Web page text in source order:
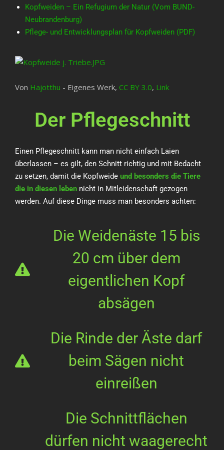
Kopfweiden – Ein Refugium der Natur (Vom BUND-
Neubrandenburg)
Pflege- und Entwicklungsplan für Kopfweiden (PDF)
Von Hajotthu - Eigenes Werk, CC BY 3.0, Link
Der Pflegeschnitt
Einen Pflegeschnitt kann man nicht einfach Laien
überlassen – es gilt, den Schnitt richtig und mit Bedacht
zu setzen, damit die Kopfweide und besonders die Tiere
die in diesen leben nicht in Mitleidenschaft gezogen
werden. Auf diese Dinge muss man besonders achten:
Die Weidenäste 15 bis
20 cm über dem
eigentlichen Kopf
absägen
Die Rinde der Äste darf
beim Sägen nicht
einreißen
Die Schnittflächen
dürfen nicht waagerecht